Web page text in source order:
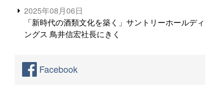
2025年08月06日
「新時代の酒類文化を築く」サントリーホールディ
ングス 鳥井信宏社長にきく
Facebook